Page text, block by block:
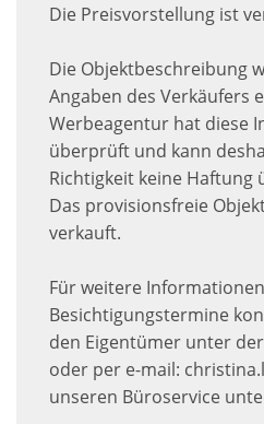
Die Preisvorstellung ist
Die Objektbeschreibung
Angaben des Verkäufers
Werbeagentur hat diese
überprüft und kann
Richtigkeit keine Haftung
Das provisionsfreie
verkauft.
Für weitere
Besichtigungstermine
den Eigentümer unter
oder per e-mail:
unseren Büroservice